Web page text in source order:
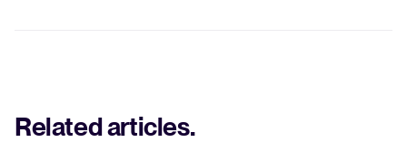
Related articles.